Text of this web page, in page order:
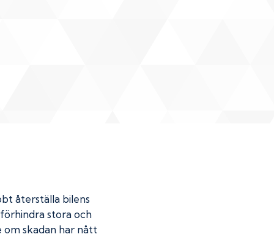
återställa bilens
stora och
skadan har nått